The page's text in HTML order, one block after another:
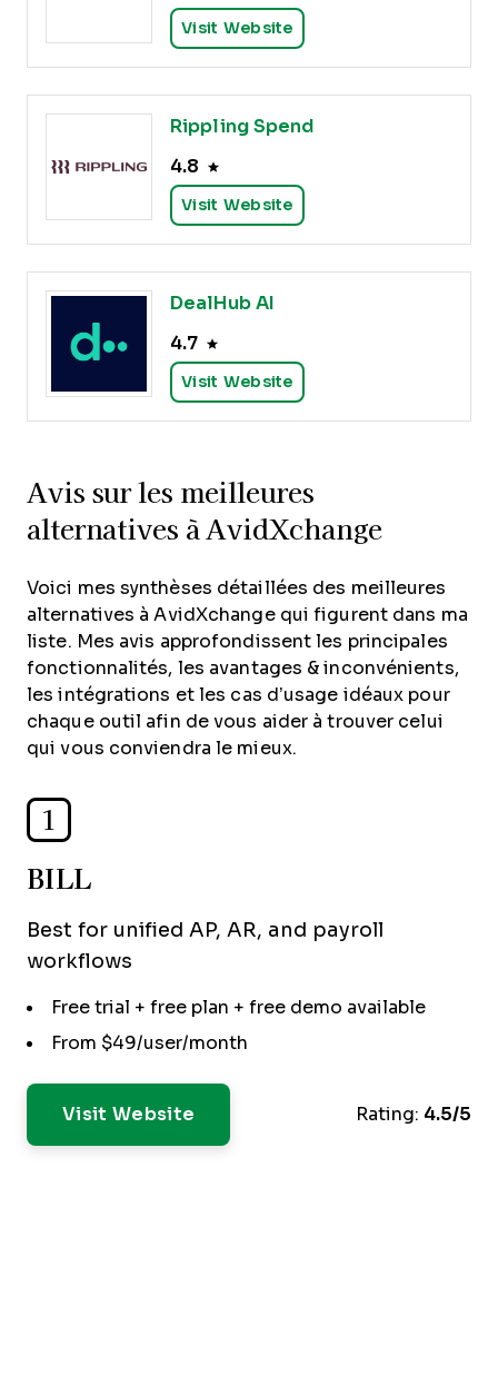
Visit Website
Rippling Spend
4.8
Visit Website
DealHub AI
4.7
Visit Website
Avis sur les meilleures
alternatives à AvidXchange
Voici mes synthèses détaillées des meilleures
alternatives à AvidXchange qui figurent dans ma
liste. Mes avis approfondissent les principales
fonctionnalités, les avantages & inconvénients,
les intégrations et les cas d’usage idéaux pour
chaque outil afin de vous aider à trouver celui
qui vous conviendra le mieux.
1
BILL
Best for unified AP, AR, and payroll
workflows
Free trial + free plan + free demo available
From $49/user/month
Visit Website Rating: 4.5/5